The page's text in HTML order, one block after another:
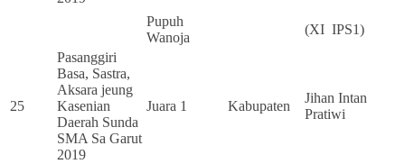
Pupuh
Wanoja
(XI IPS1)
25
Pasanggiri
Basa, Sastra,
Aksara jeung
Kasenian
Daerah Sunda
SMA Sa Garut
2019
Juara 1 Kabupaten
Jihan Intan
Pratiwi